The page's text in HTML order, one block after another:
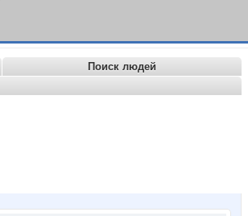
Поиск людей